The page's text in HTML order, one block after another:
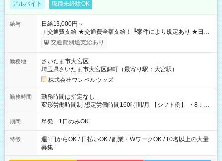
アルバイト 職種未経験OK
給与
日給13,000円～
＋交通費支給 ★交通費全額支給！ ┗案件により規定あり ★日払
いOK！（規定あり） ┗働いたその日に現金GET♪ お仕事後はコ
ンビニATMから 日払い分を引き落とせます！ 【試用期間】試
交通費別途支給あり
勤務地
さいたま市大宮区
埼玉県さいたま市大宮区錦町（最寄り駅：大宮駅）
株式会社ワンベルウッズ
勤務時間
勤務時間は指定なし
変形労働時間制 想定労働時間160時間/月 【シフト例】 ・8：00
～21：00
期間 単発・1日のみOK
特徴
週1日からOK / 日払いOK / 副業・WワークOK / 10名以上の大量
募集